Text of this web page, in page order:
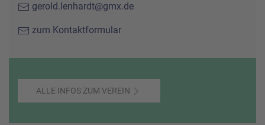
gerold.lenhardt@gmx.de
zum Kontaktformular
ALLE INFOS ZUM VEREIN